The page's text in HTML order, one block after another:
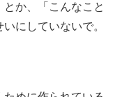
とか、「こんなこと
にしていないで。